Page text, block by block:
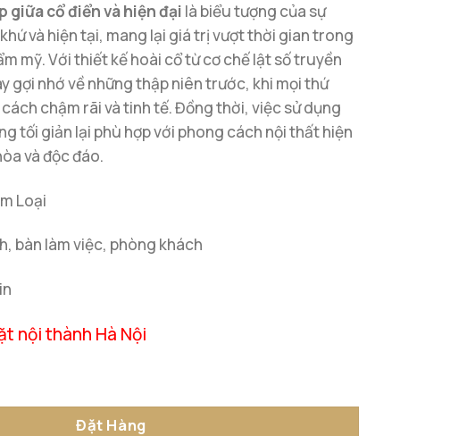
giữa cổ điển và hiện đại là biểu tượng của sự
và hiện tại, mang lại giá trị vượt thời gian trong
mỹ. Với thiết kế hoài cổ từ cơ chế lật số truyền
gợi nhớ về những thập niên trước, khi mọi thứ
chậm rãi và tinh tế. Đồng thời, việc sử dụng
tối giản lại phù hợp với phong cách nội thất hiện
và độc đáo.
Loại
bàn làm việc, phòng khách
nội thành Hà Nội
Giữa Cổ Điển Và Hiện Đại số lượng
Đặt Hàng